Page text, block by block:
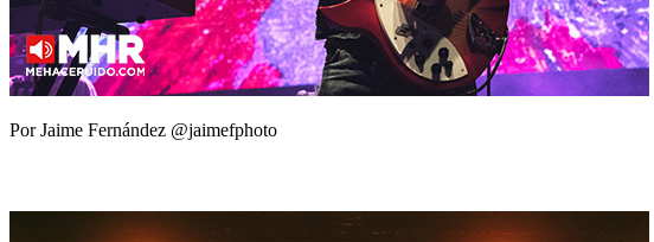
Por Jaime Fernández @jaimefphoto